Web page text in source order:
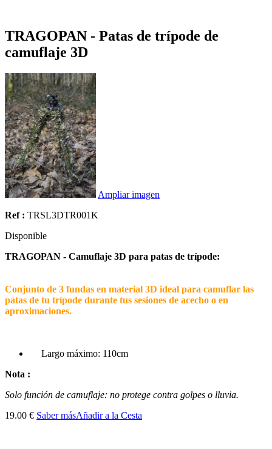
TRAGOPAN - Patas de trípode de
camuflaje 3D
Ampliar imagen
Ref : TRSL3DTR001K
Disponible
TRAGOPAN - Camuflaje 3D para patas de trípode:
Conjunto de 3 fundas en material 3D ideal para camuflar las
patas de tu trípode durante tus sesiones de acecho o en
aproximaciones.
Largo máximo: 110cm
Nota :
Solo función de camuflaje: no protege contra golpes o lluvia.
19.00 € Saber másAñadir a la Cesta